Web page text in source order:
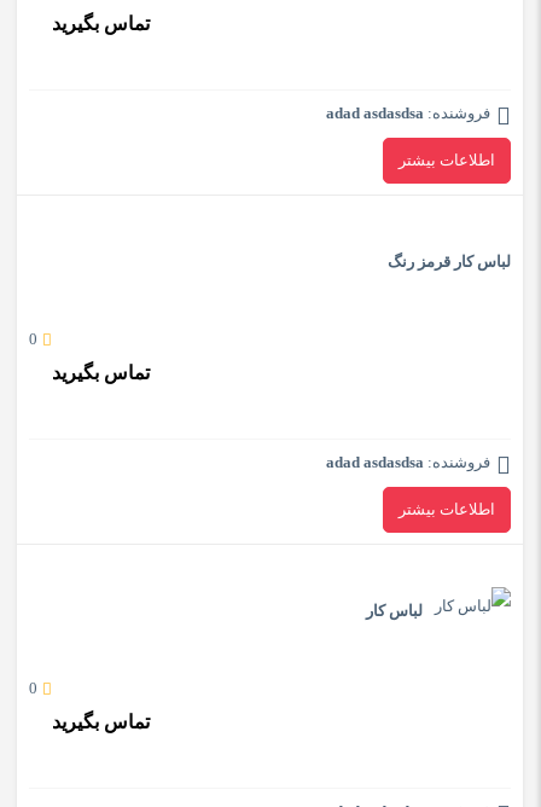
تماس بگیرید
فروشنده: adad asdasdsa
اطلاعات بیشتر
لباس کار قرمز رنگ
0
تماس بگیرید
فروشنده: adad asdasdsa
اطلاعات بیشتر
لباس کار
0
تماس بگیرید